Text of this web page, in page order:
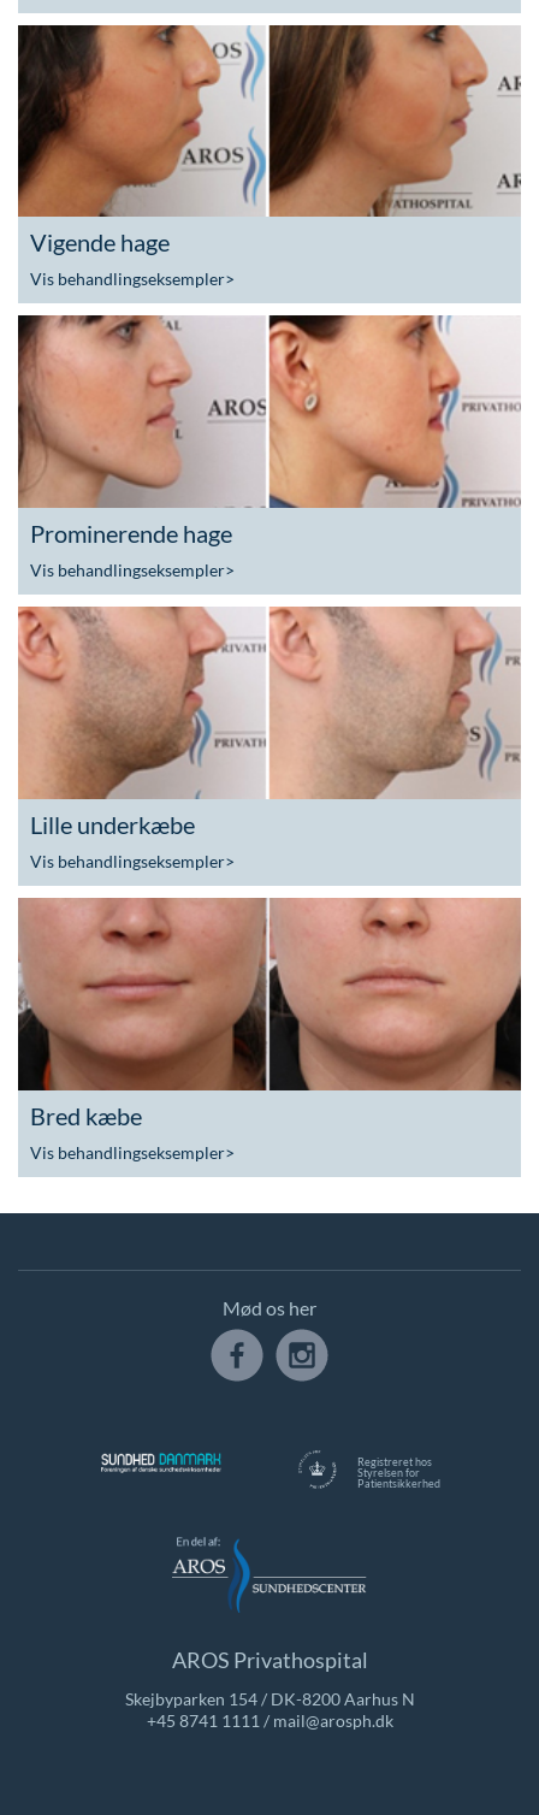
Vigende hage
Vis behandlingseksempler>
Prominerende hage
Vis behandlingseksempler>
Lille underkæbe
Vis behandlingseksempler>
Bred kæbe
Vis behandlingseksempler>
Registreret hos
Styrelsen for
Patientsikkerhed
Mød os her
AROS Privathospital
Skejbyparken 154 / DK-8200 Aarhus N
+45 8741 1111 / mail@arosph.dk